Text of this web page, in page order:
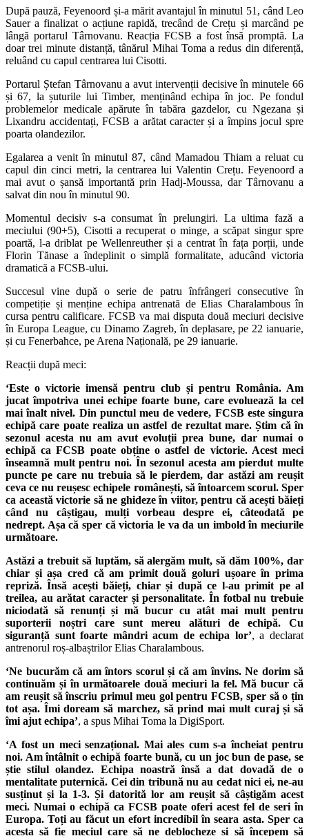
După pauză, Feyenoord și-a mărit avantajul în minutul 51, când Leo
Sauer a finalizat o acțiune rapidă, trecând de Crețu și marcând pe
lângă portarul Târnovanu. Reacția FCSB a fost însă promptă. La
doar trei minute distanță, tânărul Mihai Toma a redus din diferență,
reluând cu capul centrarea lui Cisotti.
Portarul Ștefan Târnovanu a avut intervenții decisive în minutele 66
și 67, la șuturile lui Timber, menținând echipa în joc. Pe fondul
problemelor medicale apărute în tabăra gazdelor, cu Ngezana și
Lixandru accidentați, FCSB a arătat caracter și a împins jocul spre
poarta olandezilor.
Egalarea a venit în minutul 87, când Mamadou Thiam a reluat cu
capul din cinci metri, la centrarea lui Valentin Crețu. Feyenoord a
mai avut o șansă importantă prin Hadj-Moussa, dar Târnovanu a
salvat din nou în minutul 90.
Momentul decisiv s-a consumat în prelungiri. La ultima fază a
meciului (90+5), Cisotti a recuperat o minge, a scăpat singur spre
poartă, l-a driblat pe Wellenreuther și a centrat în fața porții, unde
Florin Tănase a îndeplinit o simplă formalitate, aducând victoria
dramatică a FCSB-ului.
Succesul vine după o serie de patru înfrângeri consecutive în
competiție și menține echipa antrenată de Elias Charalambous în
cursa pentru calificare. FCSB va mai disputa două meciuri decisive
în Europa League, cu Dinamo Zagreb, în deplasare, pe 22 ianuarie,
și cu Fenerbahce, pe Arena Națională, pe 29 ianuarie.
Reacții după meci:
‘Este o victorie imensă pentru club și pentru România. Am
jucat împotriva unei echipe foarte bune, care evoluează la cel
mai înalt nivel. Din punctul meu de vedere, FCSB este singura
echipă care poate realiza un astfel de rezultat mare. Știm că în
sezonul acesta nu am avut evoluții prea bune, dar numai o
echipă ca FCSB poate obține o astfel de victorie. Acest meci
înseamnă mult pentru noi. În sezonul acesta am pierdut multe
puncte pe care nu trebuia să le pierdem, dar astăzi am reușit
ceva ce nu reușesc echipele românești, să întoarcem scorul. Sper
ca această victorie să ne ghideze în viitor, pentru că acești băieți
când nu câștigau, mulți vorbeau despre ei, câteodată pe
nedrept. Așa că sper că victoria le va da un imbold în meciurile
următoare.
Astăzi a trebuit să luptăm, să alergăm mult, să dăm 100%, dar
chiar și așa cred că am primit două goluri ușoare în prima
repriză. Însă acești băieți, chiar și după ce l-au primit pe al
treilea, au arătat caracter și personalitate. În fotbal nu trebuie
niciodată să renunți și mă bucur cu atât mai mult pentru
suporterii noștri care sunt mereu alături de echipă. Cu
siguranță sunt foarte mândri acum de echipa lor’, a declarat
antrenorul roș-albaștrilor Elias Charalambous.
‘Ne bucurăm că am întors scorul și că am învins. Ne dorim să
continuăm și în următoarele două meciuri la fel. Mă bucur că
am reușit să înscriu primul meu gol pentru FCSB, sper să o țin
tot așa. Îmi doream să marchez, să prind mai mult curaj și să
îmi ajut echipa’, a spus Mihai Toma la DigiSport.
‘A fost un meci senzațional. Mai ales cum s-a încheiat pentru
noi. Am întâlnit o echipă foarte bună, cu un joc bun de pase, se
știe stilul olandez. Echipa noastră însă a dat dovadă de o
mentalitate puternică. Cei din tribună nu au cedat nici ei, ne-au
susținut și la 1-3. Și datorită lor am reușit să câștigăm acest
meci. Numai o echipă ca FCSB poate oferi acest fel de seri în
Europa. Toți au făcut un efort incredibil în seara asta. Sper ca
acesta să fie meciul care să ne deblocheze și să începem să